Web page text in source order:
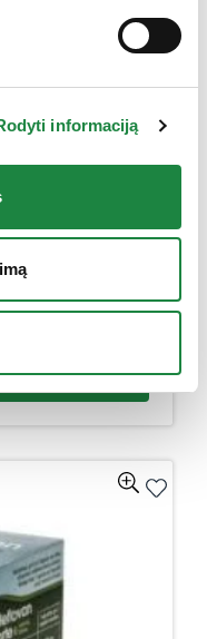
informaciją
35mg kaps. N30
Į krepšelį